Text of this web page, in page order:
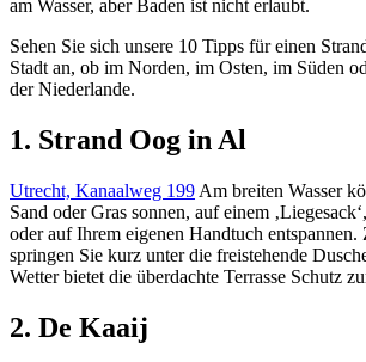
am Wasser, aber Baden ist nicht erlaubt.
Sehen Sie sich unsere 10 Tipps für einen
Stadt an, ob im Norden, im Osten, im Süden
der Niederlande.
1. Strand Oog in Al
Utrecht, Kanaalweg 199 Am breiten Wasser
Sand oder Gras sonnen, auf einem
oder auf Ihrem eigenen Handtuch
springen Sie kurz unter die freistehende
Wetter bietet die überdachte Terrasse Schutz
2. De Kaaij